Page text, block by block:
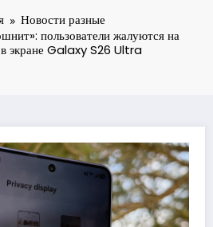
Новости разные
пользователи жалуются на
экране Galaxy S26 Ultra